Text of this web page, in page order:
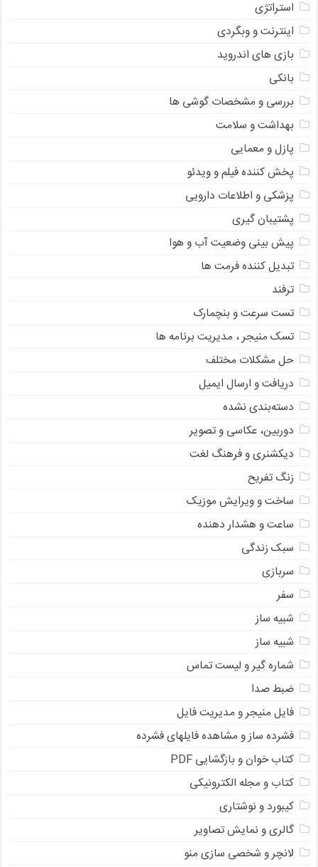
استراتژی
اینترنت و وبگردی
بازی های اندروید
بانکی
بررسی و مشخصات گوشی ها
بهداشت و سلامت
پازل و معمایی
پخش کننده فیلم و ویدئو
پزشکی و اطلاعات دارویی
پشتیبان گیری
پیش بینی وضعیت آب و هوا
تبدیل کننده فرمت ها
ترفند
تست سرعت و بنچمارک
تسک منیجر ، مدیریت برنامه ها
حل مشکلات مختلف
دریافت و ارسال ایمیل
دسته‌بندی نشده
دوربین، عکاسی و تصویر
دیکشنری و فرهنگ لغت
زنگ تفریح
ساخت و ویرایش موزیک
ساعت و هشدار دهنده
سبک زندگی
سربازی
سفر
شبیه ساز
شبیه ساز
شماره گیر و لیست تماس
ضبط صدا
فایل منیجر و مدیریت فایل
فشرده ساز و مشاهده فایلهای فشرده
کتاب خوان و بازگشایی PDF
کتاب و مجله الکترونیکی
کیبورد و نوشتاری
گالری و نمایش تصاویر
لانچر و شخصی سازی منو